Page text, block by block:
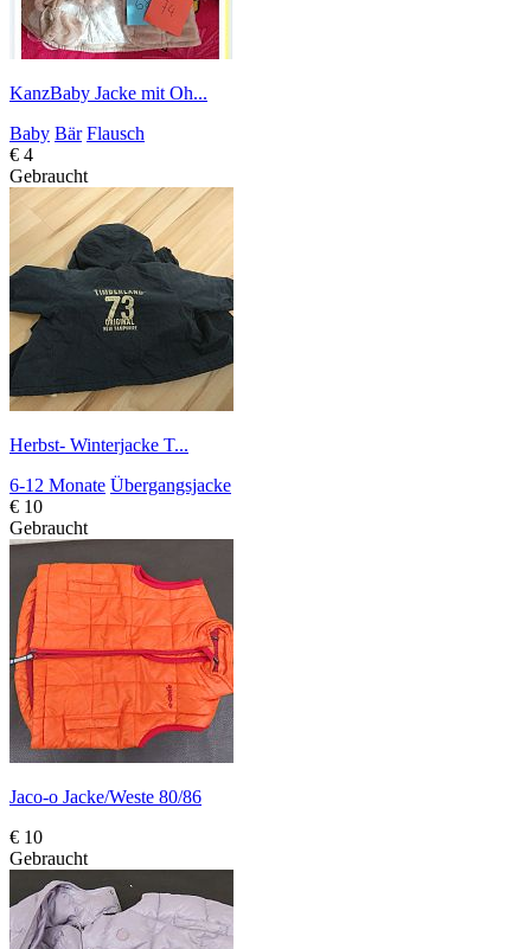
KanzBaby Jacke mit Oh...
Baby Bär Flausch
€ 4
Gebraucht
Herbst- Winterjacke T...
6-12 Monate Übergangsjacke
€ 10
Gebraucht
Jaco-o Jacke/Weste 80/86
€ 10
Gebraucht